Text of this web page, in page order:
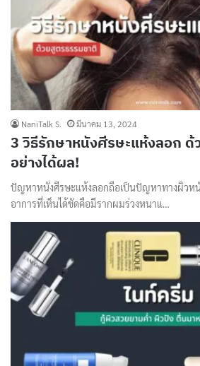
NaniTalk S. มีนาคม 13, 2024
3 วิธีรักษาหนังศีรษะแห้งลอก ด้
อย่างได้ผล!
ปัญหาหนังศีรษะแห้งลอกถือเป็นปัญหาทางผิวห
อาการที่เห็นได้ชัดคือมีรากผมร่วงหนาแ…